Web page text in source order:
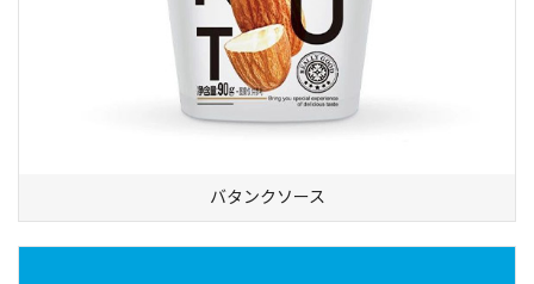
バタンクソース